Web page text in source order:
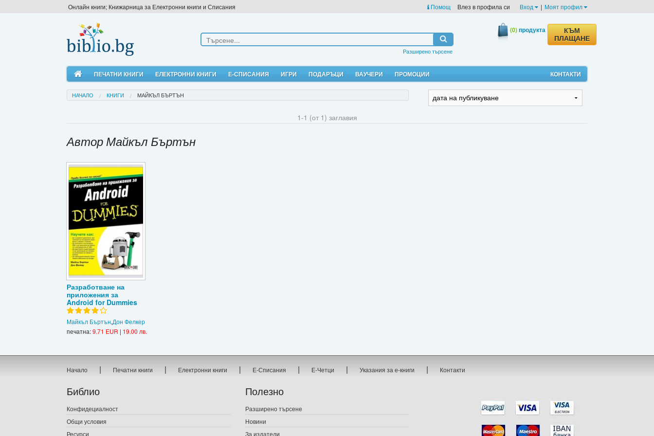
Онлайн книги; Книжарница за Електронни книги и Списания Помощ Влез в профила си Вход | Моят профил
Разширено търсене
(0)продукта
КЪМ
ПЛАЩАНЕ
ПЕЧАТНИ КНИГИ ЕЛЕКТРОННИ КНИГИ Е-СПИСАНИЯ ИГРИ ПОДАРЪЦИ ВАУЧЕРИ ПРОМОЦИИ КОНТАКТИ
НАЧАЛО КНИГИ МАЙКЪЛ БЪРТЪН
1-1 (от 1) заглавия
Автор Майкъл Бъртън
Разработване на
приложения за
Android for Dummies
Майкъл Бъртън,Дон Фелкер
печатна:9.71 EUR | 19.00 лв.
Начало | Печатни книги | Електронни книги | Е-Списания | Е-Четци | Указания за е-книги | Контакти
Библио
Конфидециалност
Общи условия
Ресурси
Полезно
Разширено търсене
Новини
За издатели